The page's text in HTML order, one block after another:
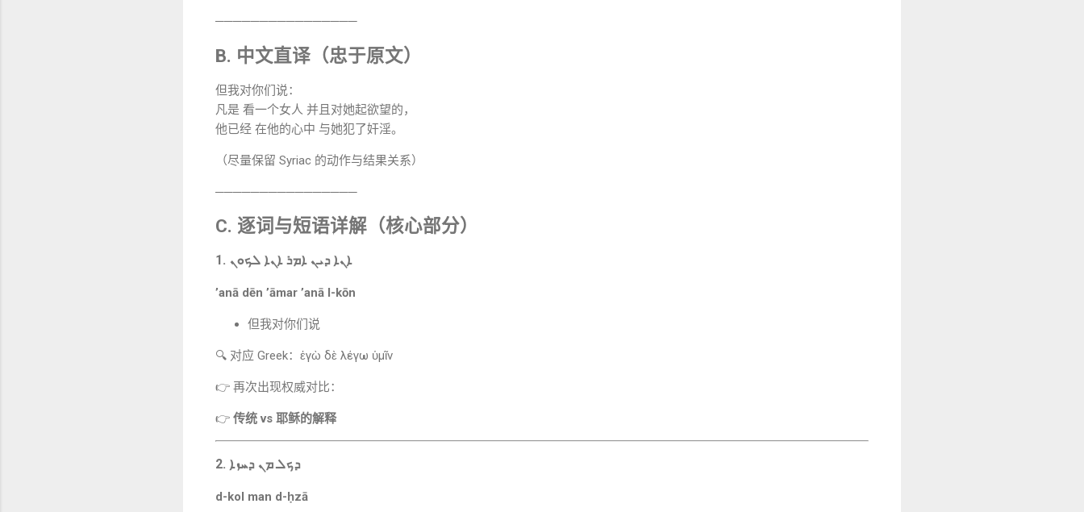
────────────────
B. 中文直译（忠于原文）
但我对你们说：
凡是 看一个女人 并且对她起欲望的，
他已经 在他的心中 与她犯了奸淫。
（尽量保留 Syriac 的动作与结果关系）
────────────────
C. 逐词与短语详解（核心部分）
1. ܐܢܐ ܕܝܢ ܐܡܪ ܐܢܐ ܠܟܘܢ
’anā dēn ’āmar ’anā l-kōn
但我对你们说
🔍 对应 Greek：ἐγὼ δὲ λέγω ὑμῖν
👉 再次出现权威对比：
👉 传统 vs 耶稣的解释
2. ܕܟܠ ܡܢ ܕܚܙܐ
d-kol man d-ḥzā